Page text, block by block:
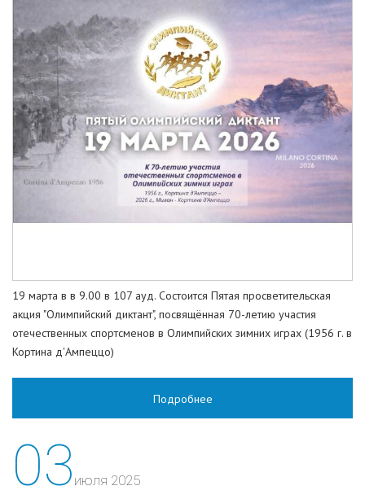
19 марта в в 9.00 в 107 ауд. Состоится Пятая просветительская
акция "Олимпийский диктант", посвящённая 70-летию участия
отечественных спортсменов в Олимпийских зимних играх (1956 г. в
Кортина д'Ампеццо)
Подробнее
03 июля 2025